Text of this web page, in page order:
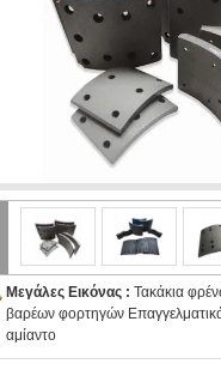
Μεγάλες Εικόνας : Τακάκια
βαρέων φορτηγών
αμίαντο